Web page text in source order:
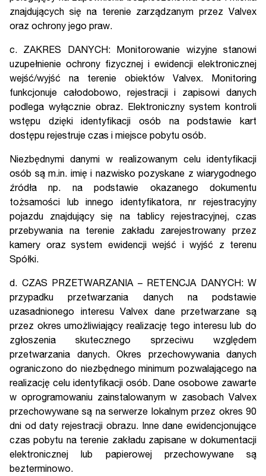
znajdujących się na terenie zarządzanym przez Valvex
oraz ochrony jego praw.
c. ZAKRES DANYCH: Monitorowanie wizyjne stanowi
uzupełnienie ochrony fizycznej i ewidencji elektronicznej
wejść/wyjść na terenie obiektów Valvex. Monitoring
funkcjonuje całodobowo, rejestracji i zapisowi danych
podlega wyłącznie obraz. Elektroniczny system kontroli
wstępu dzięki identyfikacji osób na podstawie kart
dostępu rejestruje czas i miejsce pobytu osób.
Niezbędnymi danymi w realizowanym celu identyfikacji
osób są m.in. imię i nazwisko pozyskane z wiarygodnego
źródła np. na podstawie okazanego dokumentu
tożsamości lub innego identyfikatora, nr rejestracyjny
pojazdu znajdujący się na tablicy rejestracyjnej, czas
przebywania na terenie zakładu zarejestrowany przez
kamery oraz system ewidencji wejść i wyjść z terenu
Spółki.
d. CZAS PRZETWARZANIA – RETENCJA DANYCH: W
przypadku przetwarzania danych na podstawie
uzasadnionego interesu Valvex dane przetwarzane są
przez okres umożliwiający realizację tego interesu lub do
zgłoszenia skutecznego sprzeciwu względem
przetwarzania danych. Okres przechowywania danych
ograniczono do niezbędnego minimum pozwalającego na
realizację celu identyfikacji osób. Dane osobowe zawarte
w oprogramowaniu zainstalowanym w zasobach Valvex
przechowywane są na serwerze lokalnym przez okres 90
dni od daty rejestracji obrazu. Inne dane ewidencjonujące
czas pobytu na terenie zakładu zapisane w dokumentacji
elektronicznej lub papierowej przechowywane są
bezterminowo.